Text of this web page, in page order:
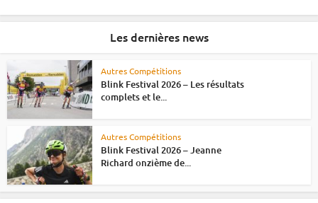
Les dernières news
Autres Compétitions
Blink Festival 2026 – Les résultats
complets et le...
Autres Compétitions
Blink Festival 2026 – Jeanne
Richard onzième de...